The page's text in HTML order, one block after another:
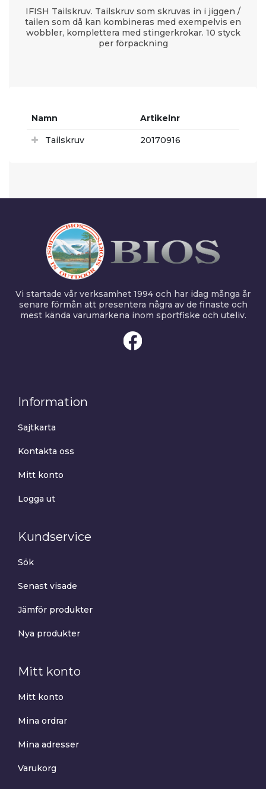
IFISH Tailskruv. Tailskruv som skruvas in i jiggen /
tailen som då kan kombineras med exempelvis en
wobbler, komplettera med stingerkrokar. 10 styck
per förpackning
Namn Artikelnr
Tailskruv 20170916
Vi startade vår verksamhet 1994 och har idag många år
senare förmån att presentera några av de finaste och
mest kända varumärkena inom sportfiske och uteliv.
Information
Sajtkarta
Kontakta oss
Mitt konto
Logga ut
Kundservice
Sök
Senast visade
Jämför produkter
Nya produkter
Mitt konto
Mitt konto
Mina ordrar
Mina adresser
Varukorg